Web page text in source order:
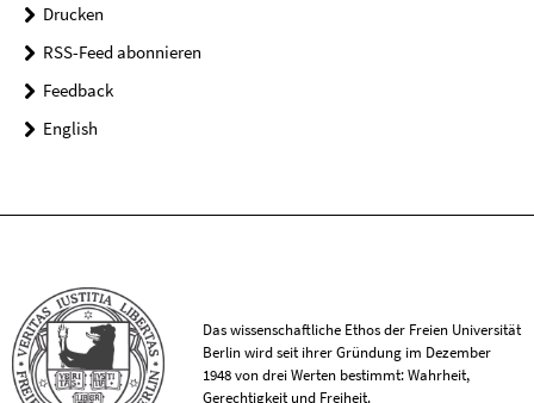
Drucken
RSS-Feed abonnieren
Feedback
English
Das wissenschaftliche Ethos der Freien Universität
Berlin wird seit ihrer Gründung im Dezember
1948 von drei Werten bestimmt: Wahrheit,
Gerechtigkeit und Freiheit.